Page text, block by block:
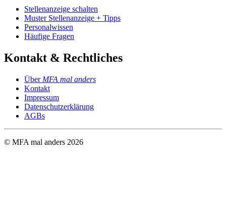
Stellenanzeige schalten
Muster Stellenanzeige + Tipps
Personalwissen
Häufige Fragen
Kontakt & Rechtliches
Über MFA mal anders
Kontakt
Impressum
Datenschutzerklärung
AGBs
© MFA mal anders 2026